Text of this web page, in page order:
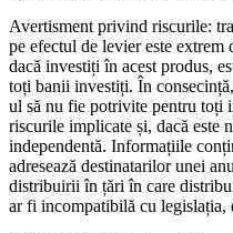
Avertisment privind riscurile:
pe efectul de levier este
dacă investiți în acest produs,
toți banii investiți. În
ul să nu fie potrivite pentru toți
riscurile implicate și, dacă este
independentă. Informațiile
adresează destinatarilor unei
distribuirii în țări în care
ar fi incompatibilă cu legislația,